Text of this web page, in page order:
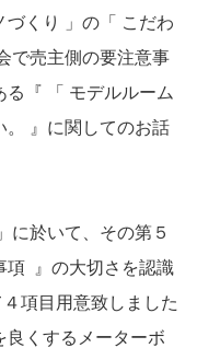
くり 」の「 こだわ
で売主側の要注意事
『 「 モデルルーム
。 』に関してのお話
に於いて、その第５
項 』の大切さを認識
項目用意致しました
良くするメーターボ